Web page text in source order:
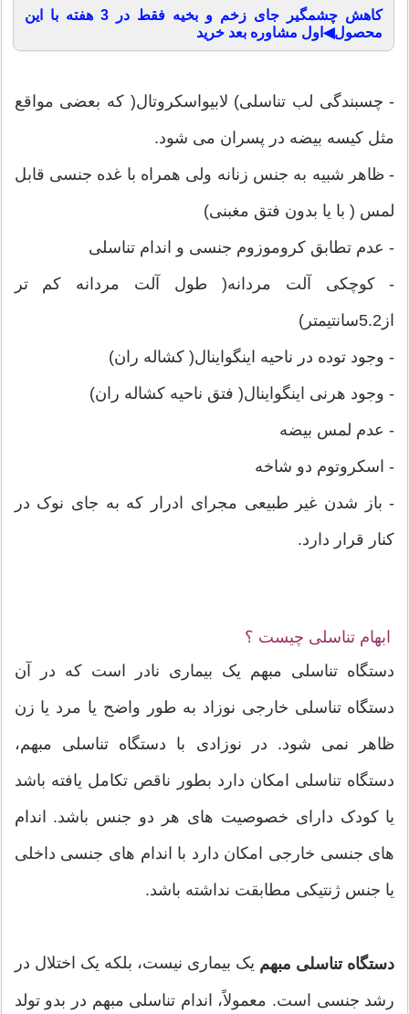
کاهش چشمگیر جای زخم و بخیه فقط در 3 هفته با این
محصول◀اول مشاوره بعد خرید
- چسبندگی لب تناسلی) لابیواسکروتال( که بعضی مواقع
مثل کیسه بیضه در پسران می شود.
- ظاهر شبیه به جنس زنانه ولی همراه با غده جنسی قابل
لمس ( با یا بدون فتق مغبنی)
- عدم تطابق کروموزوم جنسی و اندام تناسلی
- کوچکی آلت مردانه( طول آلت مردانه کم تر
از5.2سانتیمتر)
- وجود توده در ناحیه اینگواینال( کشاله ران)
- وجود هرنی اینگواینال( فتق ناحیه کشاله ران)
- عدم لمس بیضه
- اسکروتوم دو شاخه
- باز شدن غیر طبیعی مجرای ادرار که به جای نوک در
کنار قرار دارد.
ابهام تناسلی چیست ؟
دستگاه تناسلی مبهم یک بیماری نادر است که در آن
دستگاه تناسلی خارجی نوزاد به طور واضح یا مرد یا زن
ظاهر نمی شود. در نوزادی با دستگاه تناسلی مبهم،
دستگاه تناسلی امکان دارد بطور ناقص تکامل یافته باشد
یا کودک دارای خصوصیت های هر دو جنس باشد. اندام
های جنسی خارجی امکان دارد با اندام های جنسی داخلی
یا جنس ژنتیکی مطابقت نداشته باشد.
دستگاه تناسلی مبهم یک بیماری نیست، بلکه یک اختلال در
رشد جنسی است. معمولاً، اندام تناسلی مبهم در بدو تولد